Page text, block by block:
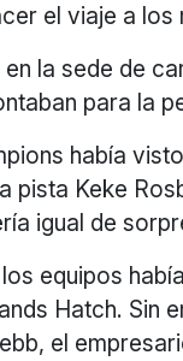
el viaje a
la sede de
para la
había
pista Keke
igual de
equipos
Hatch. Sin
el